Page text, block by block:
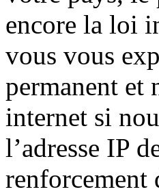
encore la loi
vous vous
permanent et
internet si
l’adresse IP
renforcement